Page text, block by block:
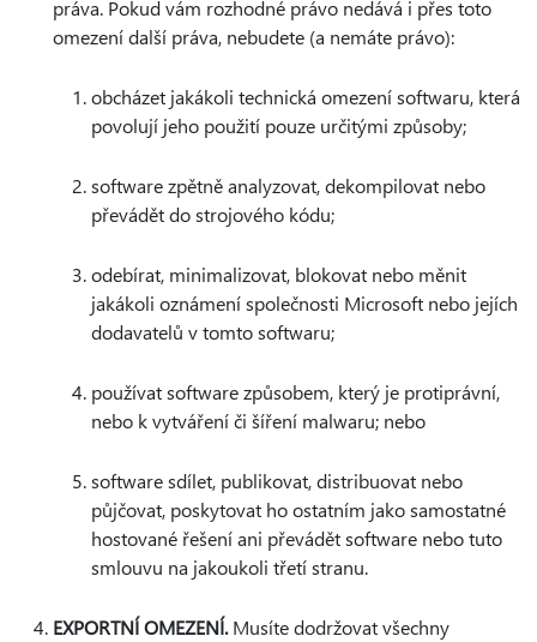
práva. Pokud vám rozhodné právo nedává i přes toto
omezení další práva, nebudete (a nemáte právo):
obcházet jakákoli technická omezení softwaru, která
povolují jeho použití pouze určitými způsoby;
software zpětně analyzovat, dekompilovat nebo
převádět do strojového kódu;
odebírat, minimalizovat, blokovat nebo měnit
jakákoli oznámení společnosti Microsoft nebo jejích
dodavatelů v tomto softwaru;
používat software způsobem, který je protiprávní,
nebo k vytváření či šíření malwaru; nebo
software sdílet, publikovat, distribuovat nebo
půjčovat, poskytovat ho ostatním jako samostatné
hostované řešení ani převádět software nebo tuto
smlouvu na jakoukoli třetí stranu.
EXPORTNÍ OMEZENÍ.Musíte dodržovat všechny